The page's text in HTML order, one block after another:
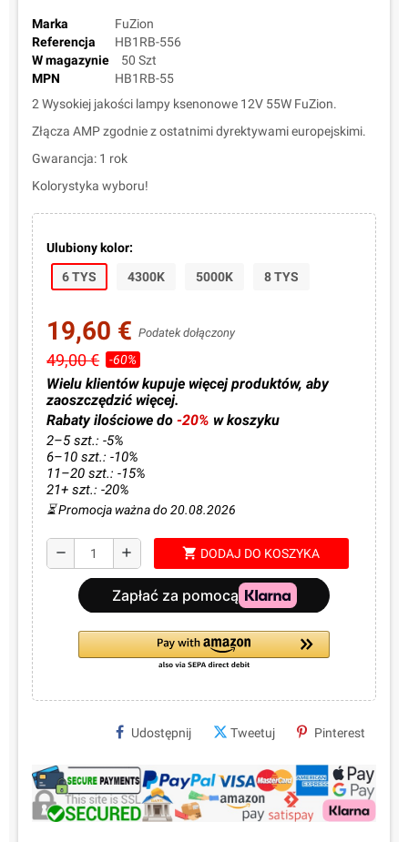
Marka
FuZion
Referencja
HB1RB-556
W magazynie
50 Szt
MPN
HB1RB-55
2 Wysokiej jakości lampy ksenonowe 12V 55W FuZion.
Złącza AMP zgodnie z ostatnimi dyrektywami europejskimi.
Gwarancja: 1 rok
Kolorystyka wyboru!
Ulubiony kolor:
6 TYS
4300K 5000K 8 TYS
19,60 €Podatek dołączony
49,00 € -60%
Wielu klientów kupuje więcej produktów, aby
zaoszczędzić więcej.
Rabaty ilościowe do-20% w koszyku
2–5 szt.: -5%
6–10 szt.: -10%
11–20 szt.: -15%
21+ szt.: -20%
⏳ Promocja ważna do 20.08.2026
remove add shopping_cart DODAJ DO KOSZYKA
Udostępnij Tweetuj Pinterest